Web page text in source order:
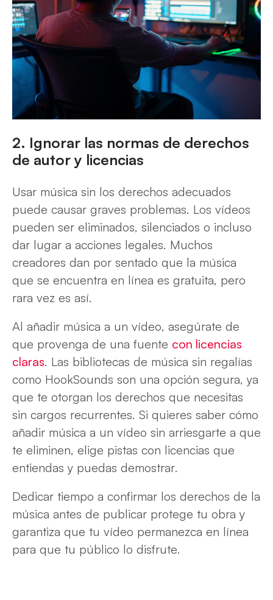
2. Ignorar las normas de derechos
de autor y licencias
Usar música sin los derechos adecuados
puede causar graves problemas. Los vídeos
pueden ser eliminados, silenciados o incluso
dar lugar a acciones legales. Muchos
creadores dan por sentado que la música
que se encuentra en línea es gratuita, pero
rara vez es así.
Al añadir música a un vídeo, asegúrate de
que provenga de una fuente con licencias
claras. Las bibliotecas de música sin regalías
como HookSounds son una opción segura, ya
que te otorgan los derechos que necesitas
sin cargos recurrentes. Si quieres saber cómo
añadir música a un vídeo sin arriesgarte a que
te eliminen, elige pistas con licencias que
entiendas y puedas demostrar.
Dedicar tiempo a confirmar los derechos de la
música antes de publicar protege tu obra y
garantiza que tu vídeo permanezca en línea
para que tu público lo disfrute.